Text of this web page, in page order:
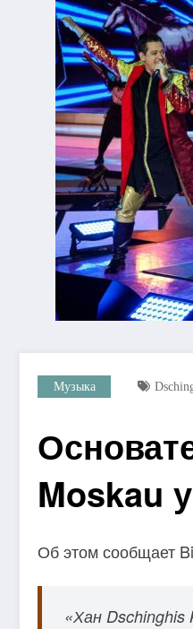
Музыка
Moskau
Об этом сообщает
«Хан